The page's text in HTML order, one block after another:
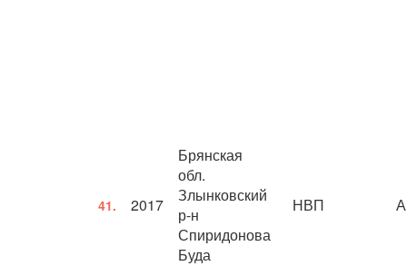
41. 2017
Брянская
обл.
Злынковский
р-н
Спиридонова
Буда
НВП А